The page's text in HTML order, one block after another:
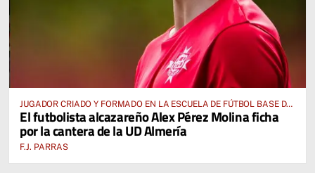
JUGADOR CRIADO Y FORMADO EN LA ESCUELA DE FÚTBOL BASE DE
ALCÁZAR DE SAN JUAN
El futbolista alcazareño Alex Pérez Molina ficha
por la cantera de la UD Almería
F.J. PARRAS